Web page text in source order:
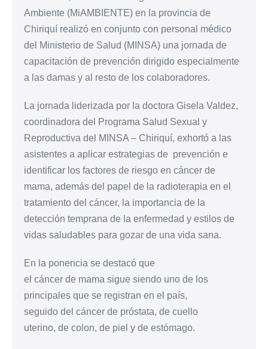
Ambiente (MiAMBIENTE) en la provincia de
Chiriquí realizó en conjunto con personal médico
del Ministerio de Salud (MINSA) una jornada de
capacitación de prevención dirigido especialmente
a las damas y al resto de los colaboradores.
La jornada liderizada por la doctora Gisela Valdez,
coordinadora del Programa Salud Sexual y
Reproductiva del MINSA – Chiriquí, exhortó a las
asistentes a aplicar estrategias de prevención e
identificar los factores de riesgo en cáncer de
mama, además del papel de la radioterapia en el
tratamiento del cáncer, la importancia de la
detección temprana de la enfermedad y estilos de
vidas saludables para gozar de una vida sana.
En la ponencia se destacó que
el cáncer de mama sigue siendo uno de los
principales que se registran en el país,
seguido del cáncer de próstata, de cuello
uterino, de colon, de piel y de estómago.